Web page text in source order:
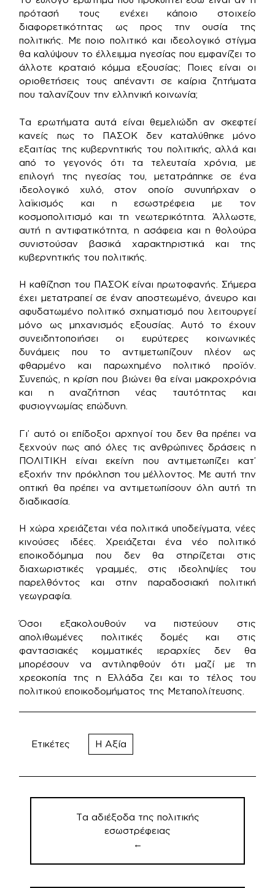
πρότασή τους ενέχει κάποιο στοιχείο
διαφορετικότητας ως προς την ουσία της
πολιτικής. Με ποιο πολιτικό και ιδεολογικό στίγμα
θα καλύψουν το έλλειμμα ηγεσίας που εμφανίζει το
άλλοτε κραταιό κόμμα εξουσίας; Ποιες είναι οι
οριοθετήσεις τους απέναντι σε καίρια ζητήματα
που ταλανίζουν την ελληνική κοινωνία;
Τα ερωτήματα αυτά είναι θεμελιώδη αν σκεφτεί
κανείς πως το ΠΑΣΟΚ δεν καταλύθηκε μόνο
εξαιτίας της κυβερνητικής του πολιτικής, αλλά και
από το γεγονός ότι τα τελευταία χρόνια, με
επιλογή της ηγεσίας του, μετατράπηκε σε ένα
ιδεολογικό χυλό, στον οποίο συνυπήρχαν ο
λαϊκισμός και η εσωστρέφεια με τον
κοσμοπολιτισμό και τη νεωτερικότητα. Άλλωστε,
αυτή η αντιφατικότητα, η ασάφεια και η θολούρα
συνιστούσαν βασικά χαρακτηριστικά και της
κυβερνητικής του πολιτικής.
Η καθίζηση του ΠΑΣΟΚ είναι πρωτοφανής. Σήμερα
έχει μετατραπεί σε έναν αποστεωμένο, άνευρο και
αφυδατωμένο πολιτικό σχηματισμό που λειτουργεί
μόνο ως μηχανισμός εξουσίας. Αυτό το έχουν
συνειδητοποιήσει οι ευρύτερες κοινωνικές
δυνάμεις που το αντιμετωπίζουν πλέον ως
φθαρμένο και παρωχημένο πολιτικό προϊόν.
Συνεπώς, η κρίση που βιώνει θα είναι μακροχρόνια
και η αναζήτηση νέας ταυτότητας και
φυσιογνωμίας επώδυνη.
Γι’ αυτό οι επίδοξοι αρχηγοί του δεν θα πρέπει να
ξεχνούν πως από όλες τις ανθρώπινες δράσεις η
ΠΟΛΙΤΙΚΗ είναι εκείνη που αντιμετωπίζει κατ’
εξοχήν την πρόκληση του μέλλοντος. Με αυτή την
οπτική θα πρέπει να αντιμετωπίσουν όλη αυτή τη
διαδικασία.
Η χώρα χρειάζεται νέα πολιτικά υποδείγματα, νέες
κινούσες ιδέες. Χρειάζεται ένα νέο πολιτικό
εποικοδόμημα που δεν θα στηρίζεται στις
διαχωριστικές γραμμές, στις ιδεοληψίες του
παρελθόντος και στην παραδοσιακή πολιτική
γεωγραφία.
Όσοι εξακολουθούν να πιστεύουν στις
απολιθωμένες πολιτικές δομές και στις
φαντασιακές κομματικές ιεραρχίες δεν θα
μπορέσουν να αντιληφθούν ότι μαζί με τη
χρεοκοπία της η Ελλάδα ζει και το τέλος του
πολιτικού εποικοδομήματος της Μεταπολίτευσης.
Ετικέτες Η Αξία
Πλοήγηση
Τα αδιέξοδα της πολιτικής
εσωστρέφειας
←